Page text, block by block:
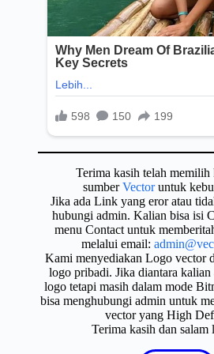
Terima kasih telah memilih
sumberVectoruntuk
Jika ada Link yang eror atau
hubungi admin. Kalian bisa isi
menu Contact untuk
melalui email:
Kami menyediakan Logo vector
logo pribadi. Jika diantara
logo tetapi masih dalam mode
bisa menghubungi admin untuk
vector yang High
Terima kasih dan salam